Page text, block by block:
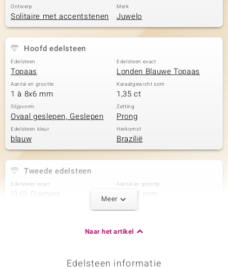
Ontwerp
Solitaire met accentstenen
Merk
Juwelo
Hoofd edelsteen
Edelsteen
Topaas
Edelsteen exact
Londen Blauwe Topaas
Aantal en grootte
1 à 8x6 mm
Karaatgewicht som
1,35 ct
Slijpvorm
Ovaal geslepen, Geslepen
Zetting
Prong
Edelsteen kleur
blauw
Herkomst
Brazilië
Tweede edelsteen
Edelsteen exact
I2 (I) Diamant
Aantal en grootte
1 à 1,1 mm
Herkomst
Meer
Naar het artikel
Edelsteen informatie